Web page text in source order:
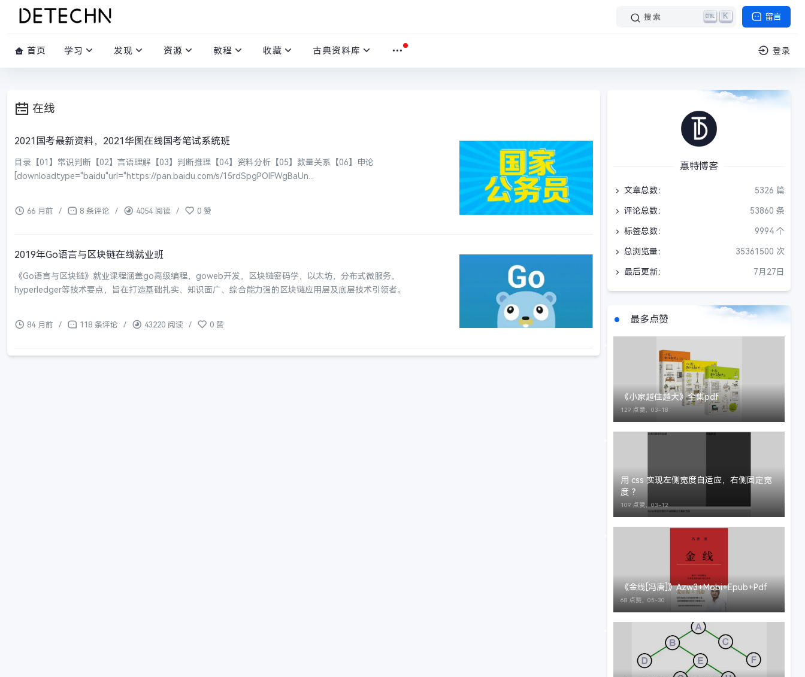
留言
搜索 K
首页 学习 发现 资源 教程 收藏 古典资料库 登录
在线
2021国考最新资料，2021华图在线国考笔试系统班
目录【01】常识判断【02】言语理解【03】判断推理【04】资料分析【05】数量关系【06】申论
[downloadtype="baidu"url="https://pan.baidu.com/s/15rdSpgPOIFWgBaUn...
66 月前 / 8 条评论 / 4054 阅读 / 0 赞
2019年Go语言与区块链在线就业班
《Go语言与区块链》就业课程涵盖go高级编程，goweb开发，区块链密码学，以太坊，分布式微服务，
hyperledger等技术要点，旨在打造基础扎实、知识面广、综合能力强的区块链应用层及底层技术引领者。
84 月前 / 118 条评论 / 43220 阅读 / 0 赞
惪特博客
文章总数： 5326 篇
评论总数： 53860 条
标签总数： 9994 个
总浏览量： 35361500 次
最后更新： 7月27日
最多点赞
《小家越住越大》全集pdf
129 点赞， 03-18
用 css 实现左侧宽度自适应，右侧固定宽
度 ？
109 点赞， 03-12
《金线[冯唐]》Azw3+Mobi+Epub+Pdf
68 点赞， 05-30